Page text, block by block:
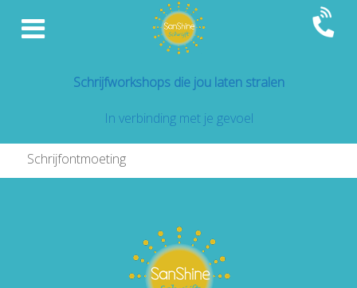
Schrijfworkshops die jou laten stralen
In verbinding met je gevoel
Schrijfontmoeting